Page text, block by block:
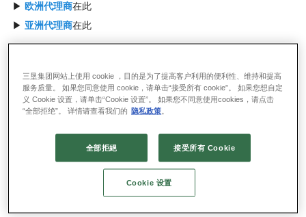
▶ 欧洲代理商在此
▶ 亚洲代理商在此
请在输入框内输入国・都市名称进行搜索。
--------------------------------
Show List
三垦集团网站上使用 cookie ，目的是为了提高客户利用的便利性、维持和提高
服务质量。 如果您同意使用 cookie，请单击“接受所有 cookie”。 如果您想自定
义 Cookie 设置，请单击“Cookie 设置”。 如果您不同意使用cookies，请点击
“全部拒绝”。 详情请查看我们的 隐私政策
全部拒絕 接受所有 Cookie
Cookie 设置